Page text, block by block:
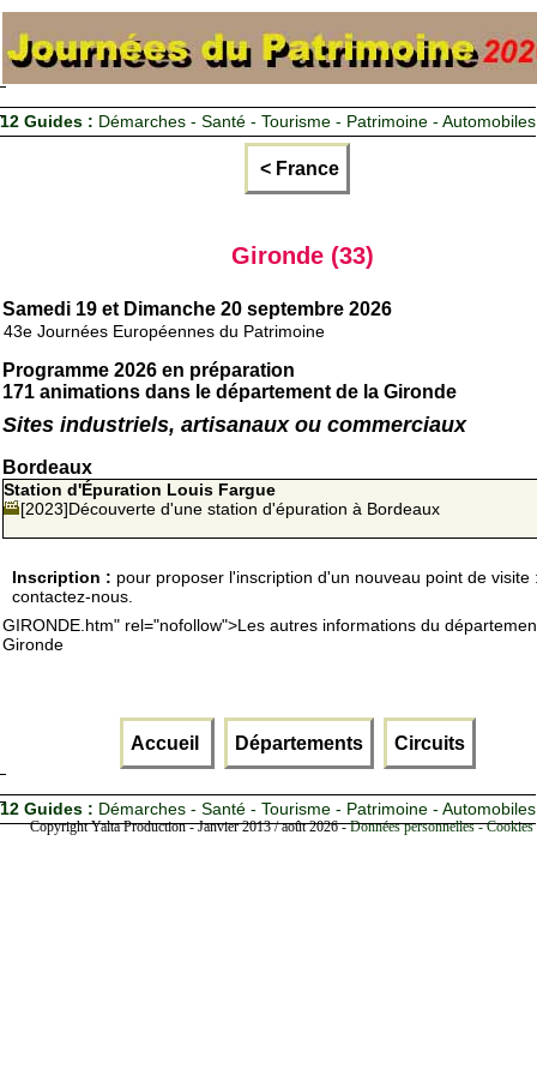
12 Guides : Démarches - Santé - Tourisme - Patrimoine - Automobiles
< France
Gironde (33)
Samedi 19 et Dimanche 20 septembre 2026
43e Journées Européennes du Patrimoine
Programme 2026 en préparation
171 animations dans le département de la Gironde
Sites industriels, artisanaux ou commerciaux
Bordeaux
Station d'Épuration Louis Fargue
[2023]Découverte d'une station d'épuration à Bordeaux
Inscription : pour proposer l'inscription d'un nouveau point de visite
contactez-nous.
GIRONDE.htm" rel="nofollow">Les autres informations du
Gironde
Accueil Départements Circuits
12 Guides : Démarches - Santé - Tourisme - Patrimoine - Automobiles
Copyright Yalta Production - Janvier 2013 / août 2026 -Données personnelles -